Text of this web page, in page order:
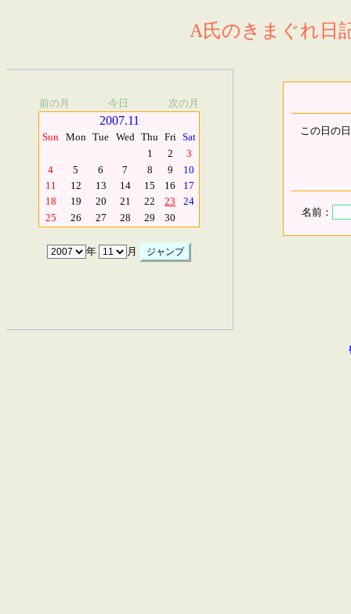
A氏のきまぐれ日
前の月 今日 次の月
2007.11
Sun Mon Tue Wed Thu Fri Sat
1
2
3
4
5 6 7 8 9
10
11
12 13 14 15 16
17
18
19 20 21 22 23
24
25
26 27 28 29 30
年 月
この日の
名前：